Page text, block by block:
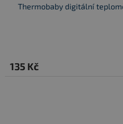
Thermobaby digitální
135 Kč